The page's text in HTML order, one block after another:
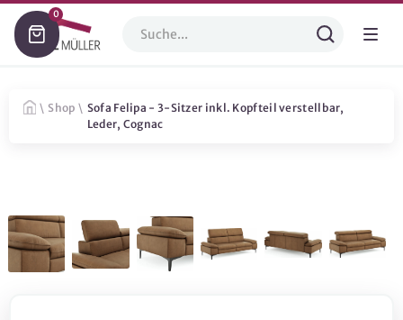
0
\ Shop \ Sofa Felipa - 3-Sitzer inkl. Kopfteil verstellbar,
Leder, Cognac